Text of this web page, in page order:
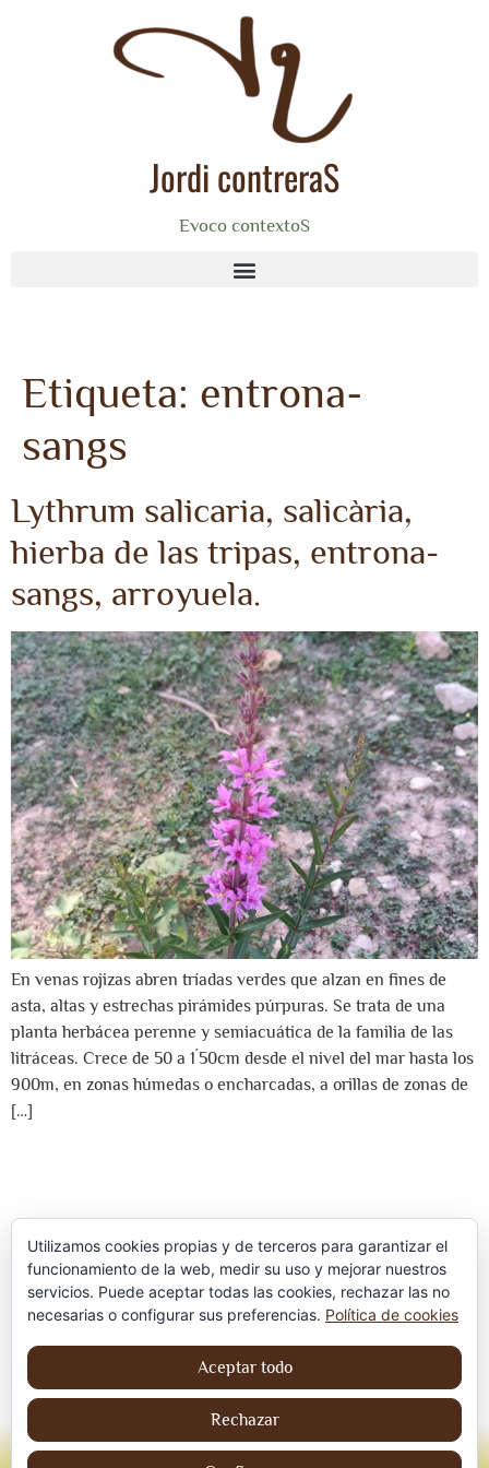
Jordi contreraS
Evoco contextoS
Etiqueta: entrona-
sangs
Lythrum salicaria, salicària,
hierba de las tripas, entrona-
sangs, arroyuela.
En venas rojizas abren tríadas verdes que alzan en fines de
asta, altas y estrechas pirámides púrpuras. Se trata de una
planta herbácea perenne y semiacuática de la familia de las
litráceas. Crece de 50 a 1´50cm desde el nivel del mar hasta los
900m, en zonas húmedas o encharcadas, a orillas de zonas de
[…]
Política de privacidad
Aviso Legal
Política de cookies
© Jordi contreraS – Todos los derechos
Utilizamos cookies propias y de terceros para garantizar el
funcionamiento de la web, medir su uso y mejorar nuestros
servicios. Puede aceptar todas las cookies, rechazar las no
necesarias o configurar sus preferencias. Política de cookies
Aceptar todo
Rechazar